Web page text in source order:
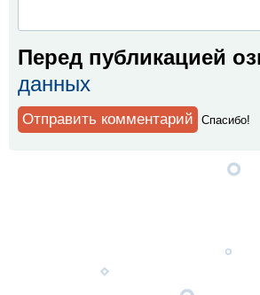
Перед публикацией
данных
Спaсибо!